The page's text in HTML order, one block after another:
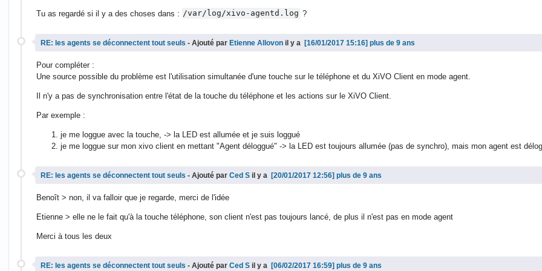
Tu as regardé si il y a des choses dans : /var/log/xivo-agentd.log ?
RE: les agents se déconnectent tout seuls - Ajouté par Etienne Allovon il y a plus de 9 ans
Pour compléter :
Une source possible du problème est l'utilisation simultanée d'une touche sur le téléphone et du XiVO Client en mode agent.
Il n'y a pas de synchronisation entre l'état de la touche du téléphone et les actions sur le XiVO Client.
Par exemple :
je me loggue avec la touche, -> la LED est allumée et je suis loggué
je me loggue sur mon xivo client en mettant "Agent déloggué" -> la LED est toujours allumée (pas de synchro), mais mon agent est
RE: les agents se déconnectent tout seuls - Ajouté par Ced S il y a plus de 9 ans
Benoît > non, il va falloir que je regarde, merci de l'idée
Etienne > elle ne le fait qu'à la touche téléphone, son client n'est pas toujours lancé, de plus il n'est pas en mode agent
Merci à tous les deux
RE: les agents se déconnectent tout seuls - Ajouté par Ced S il y a plus de 9 ans